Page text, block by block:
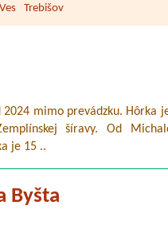
Trebišov
2024 mimo prevádzku. Hôrka
šíravy. Od
je 15 ..
Byšta